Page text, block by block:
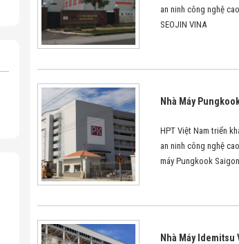
an ninh công nghệ
SEOJIN VINA
Nhà Máy
HPT Việt Nam triển
an ninh công nghệ
máy Pungkook
Nhà Máy Idemitsu